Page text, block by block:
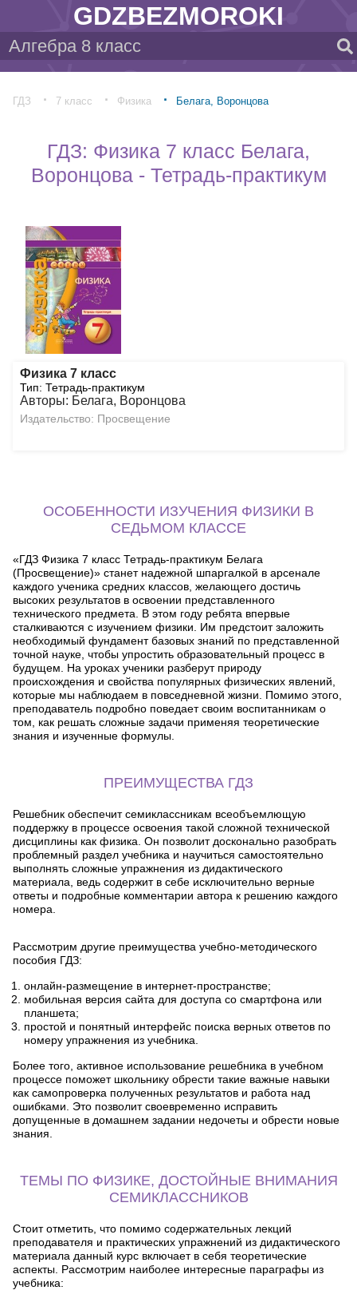
GDZBEZMOROKI
ГДЗ 7 класс Физика Белага, Воронцова
ГДЗ: Физика 7 класс Белага,
Воронцова - Тетрадь-практикум
Физика 7 класс
Тип: Тетрадь-практикум
Авторы: Белага, Воронцова
Издательство: Просвещение
ОСОБЕННОСТИ ИЗУЧЕНИЯ ФИЗИКИ В
СЕДЬМОМ КЛАССЕ
«ГДЗ Физика 7 класс Тетрадь-практикум Белага
(Просвещение)» станет надежной шпаргалкой в арсенале
каждого ученика средних классов, желающего достичь
высоких результатов в освоении представленного
технического предмета. В этом году ребята впервые
сталкиваются с изучением физики. Им предстоит заложить
необходимый фундамент базовых знаний по представленной
точной науке, чтобы упростить образовательный процесс в
будущем. На уроках ученики разберут природу
происхождения и свойства популярных физических явлений,
которые мы наблюдаем в повседневной жизни. Помимо этого,
преподаватель подробно поведает своим воспитанникам о
том, как решать сложные задачи применяя теоретические
знания и изученные формулы.
ПРЕИМУЩЕСТВА ГДЗ
Решебник обеспечит семиклассникам всеобъемлющую
поддержку в процессе освоения такой сложной технической
дисциплины как физика. Он позволит досконально разобрать
проблемный раздел учебника и научиться самостоятельно
выполнять сложные упражнения из дидактического
материала, ведь содержит в себе исключительно верные
ответы и подробные комментарии автора к решению каждого
номера.
Рассмотрим другие преимущества учебно-методического
пособия ГДЗ:
онлайн-размещение в интернет-пространстве;
мобильная версия сайта для доступа со смартфона или
планшета;
простой и понятный интерфейс поиска верных ответов по
номеру упражнения из учебника.
Более того, активное использование решебника в учебном
процессе поможет школьнику обрести такие важные навыки
как самопроверка полученных результатов и работа над
ошибками. Это позволит своевременно исправить
допущенные в домашнем задании недочеты и обрести новые
знания.
ТЕМЫ ПО ФИЗИКЕ, ДОСТОЙНЫЕ ВНИМАНИЯ
СЕМИКЛАССНИКОВ
Стоит отметить, что помимо содержательных лекций
преподавателя и практических упражнений из дидактического
материала данный курс включает в себя теоретические
аспекты. Рассмотрим наиболее интересные параграфы из
учебника: